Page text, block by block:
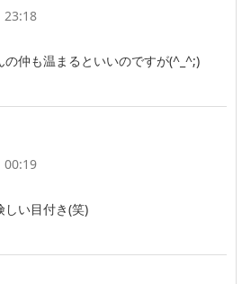
23:18
仲も温まるといいのですが(^_^;)
00:19
しい目付き(笑)